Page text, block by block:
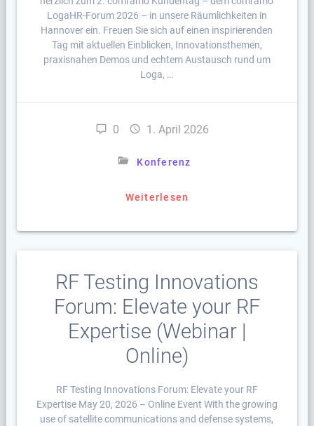
LogaHR-Forum 2026 – in unsere Räumlichkeiten in
Hannover ein. Freuen Sie sich auf einen inspirierenden
Tag mit aktuellen Einblicken, Innovationsthemen,
praxisnahen Demos und echtem Austausch rund um
Loga, …
0 1. April 2026
Konferenz
Weiterlesen
RF Testing Innovations
Forum: Elevate your RF
Expertise (Webinar |
Online)
RF Testing Innovations Forum: Elevate your RF
Expertise May 20, 2026 – Online Event With the growing
use of satellite communications and defense systems,